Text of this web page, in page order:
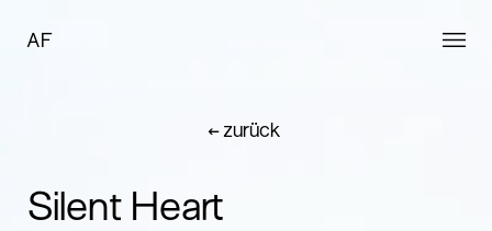
AF
← zurück
Silent Heart